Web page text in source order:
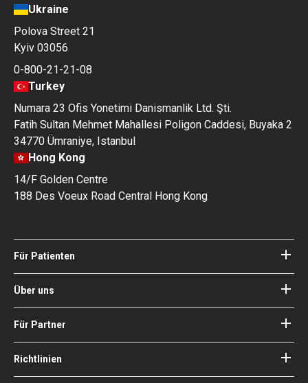
Ukraine
Polova Street 21
Kyiv 03056
0-800-21-21-08
Turkey
Numara 23 Ofis Yonetimi Danismanlik Ltd. Şti.
Fatih Sultan Mehmet Mahallesi Poligon Caddesi, Buyaka 2
34770 Ümraniye, Istanbul
Hong Kong
14/F Golden Centre
188 Des Voeux Road Central Hong Kong
Für Patienten
Kliniken
Ärzte
Blog
Anleitungen
Ihre Garantien
Über uns
Über Bookimed
Wie es funktioniert
Unsere Ärzte
Experte des Medizinischen
Beirats von Bookimed
Für Partner
Ihr Krankenhaus hinzufügen
Login für Partner
Richtlinien
Nutzungsbedingungen